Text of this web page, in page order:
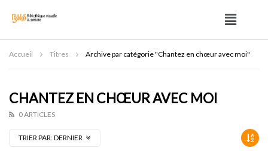
Accueil Titres Archive par catégorie "Chantez en chœur avec moi"
CHANTEZ EN CHŒUR AVEC MOI
0 ARTICLES
TRIER PAR:DERNIER